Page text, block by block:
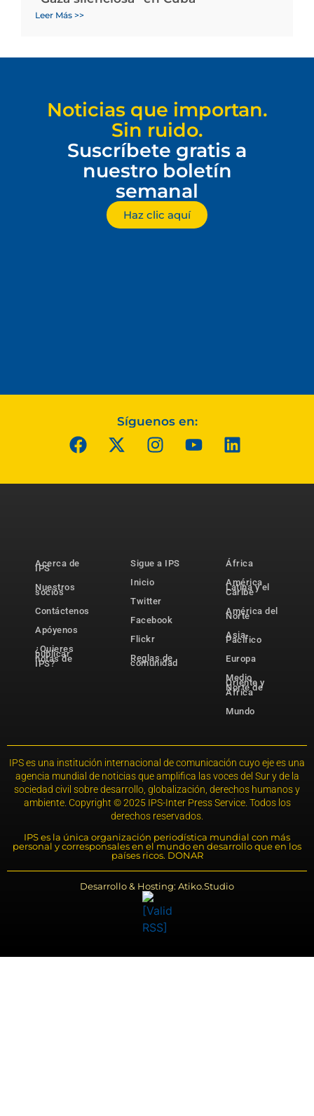
Leer Más >>
Noticias que importan.
Sin ruido.
Suscríbete gratis a
nuestro boletín
semanal
Haz clic aquí
Síguenos en:
Acerca de
IPS
Nuestros
socios
Contáctenos
Apóyenos
¿Quieres
publicar
notas de
IPS?
Sigue a IPS
Inicio
Twitter
Facebook
Flickr
Reglas de
comunidad
África
América
Latina y el
Caribe
América del
Norte
Asia-
Pacífico
Europa
Medio
Oriente y
Norte de
África
Mundo
IPS es una institución internacional de comunicación cuyo eje es una
agencia mundial de noticias que amplifica las voces del Sur y de la
sociedad civil sobre desarrollo, globalización, derechos humanos y
ambiente. Copyright © 2025 IPS-Inter Press Service. Todos los
derechos reservados.
IPS es la única organización periodística mundial con más
personal y corresponsales en el mundo en desarrollo que en los
países ricos. DONAR
Desarrollo & Hosting: Atiko.Studio